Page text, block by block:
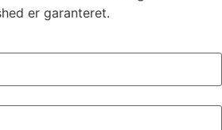
er garanteret.